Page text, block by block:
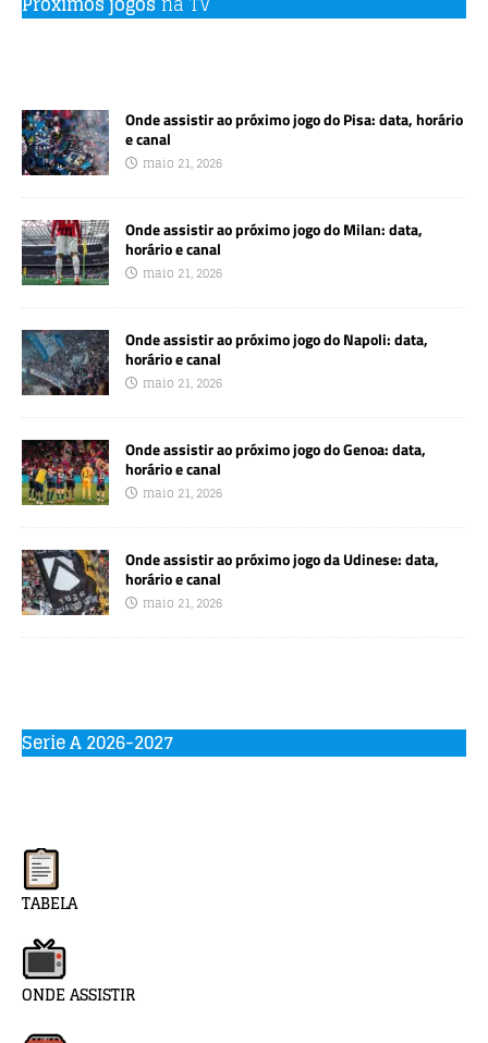
Onde assistir ao próximo jogo do Pisa: data, horário
e canal
maio 21, 2026
Onde assistir ao próximo jogo do Milan: data,
horário e canal
maio 21, 2026
Onde assistir ao próximo jogo do Napoli: data,
horário e canal
maio 21, 2026
Onde assistir ao próximo jogo do Genoa: data,
horário e canal
maio 21, 2026
Onde assistir ao próximo jogo da Udinese: data,
horário e canal
maio 21, 2026
Serie A 2026-2027
TABELA
ONDE ASSISTIR